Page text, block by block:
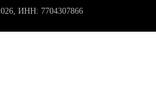
ИНН: 7704307866